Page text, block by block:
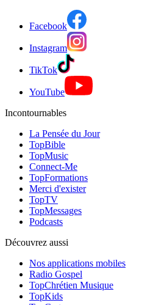
Facebook
Instagram
TikTok
YouTube
Incontournables
La Pensée du Jour
TopBible
TopMusic
Connect-Me
TopFormations
Merci d'exister
TopTV
TopMessages
Podcasts
Découvrez aussi
Nos applications mobiles
Radio Gospel
TopChrétien Musique
TopKids